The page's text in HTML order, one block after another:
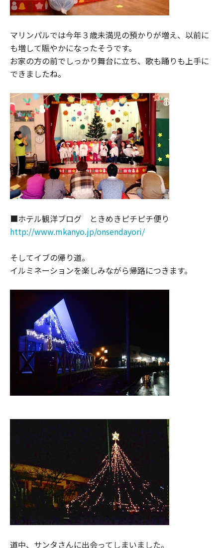
マリンパルでは今年３歳未満児の預かりが増え、以前に
も増して賑やかになったそうです。
お家の方の前でしっかり舞台に立ち、歌も踊りも上手に
できましたね。
■ホテル観洋ブログ ときめきピチピチ便り
http://www.mkanyo.jp/onsendayori/
そしてイブの帰り道。
イルミネーションを楽しみながら帰路につきます。
道中、サンタさんに出会ってしまいました。